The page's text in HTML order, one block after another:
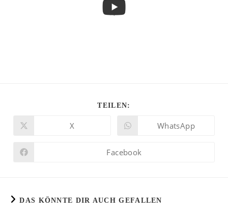
TEILEN:
X WhatsApp
Facebook
DAS KÖNNTE DIR AUCH GEFALLEN